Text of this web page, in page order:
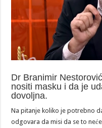
Dr Branimir
nositi masku i da je
dovoljna.
Na pitanje koliko je potrebno
odgovara da misi da se to